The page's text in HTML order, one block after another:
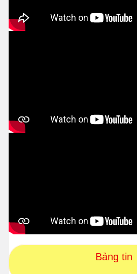
Bảng tin